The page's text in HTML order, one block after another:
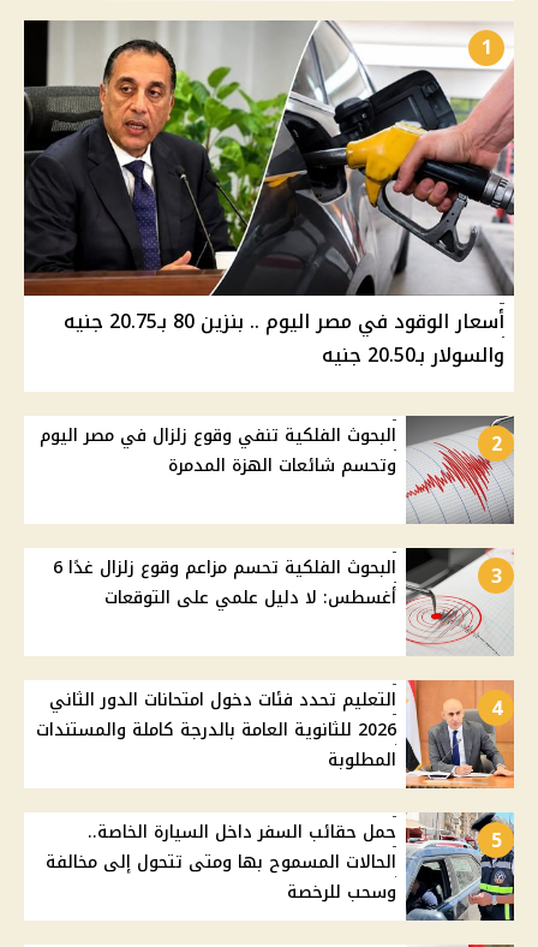
1
أسعار الوقود في مصر اليوم .. بنزين 80 بـ20.75 جنيه
والسولار بـ20.50 جنيه
2
البحوث الفلكية تنفي وقوع زلزال في مصر اليوم
وتحسم شائعات الهزة المدمرة
3
البحوث الفلكية تحسم مزاعم وقوع زلزال غدًا 6
أغسطس: لا دليل علمي على التوقعات
4
التعليم تحدد فئات دخول امتحانات الدور الثاني
2026 للثانوية العامة بالدرجة كاملة والمستندات
المطلوبة
5
حمل حقائب السفر داخل السيارة الخاصة..
الحالات المسموح بها ومتى تتحول إلى مخالفة
وسحب للرخصة